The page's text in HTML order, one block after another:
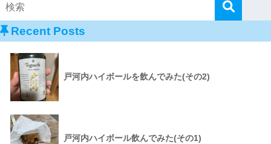
Recent Posts
戸河内ハイボールを飲んでみた(その2)
戸河内ハイボール飲んでみた(その1)